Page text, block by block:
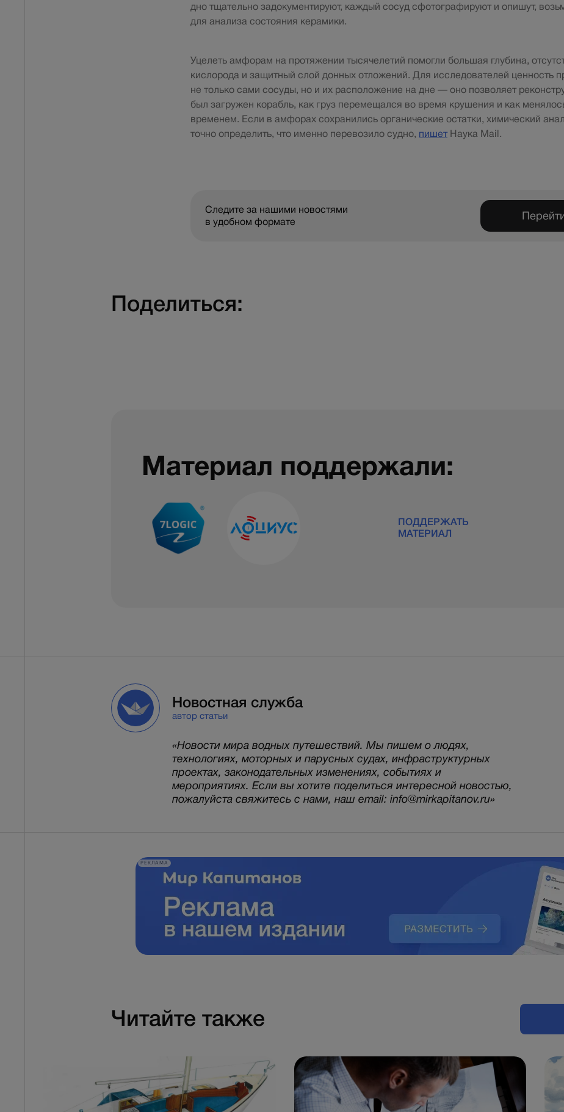
дно тщательно задокументируют, каждый сосуд сфотографируют и опишут,
для анализа состояния керамики.
Уцелеть амфорам на протяжении тысячелетий помогли большая глубина,
кислорода и защитный слой донных отложений. Для исследователей ценность
не только сами сосуды, но и их расположение на дне — оно позволяет
был загружен корабль, как груз перемещался во время крушения и как
временем. Если в амфорах сохранились органические остатки, химический
точно определить, что именно перевозило судно, пишетНаука Mail.
Следите за нашими новостями
в удобном формате
Поделиться:
Материал поддержали:
ПОДДЕРЖАТЬ
МАТЕРИАЛ
Новостная служба
автор статьи
«Новости мира водных путешествий. Мы пишем о людях,
технологиях, моторных и парусных судах, инфраструктурных
проектах, законодательных изменениях, событиях и
мероприятиях. Если вы хотите поделиться интересной новостью,
пожалуйста свяжитесь с нами, наш email: info@mirkapitanov.ru»
РЕКЛАМА
Читайте также